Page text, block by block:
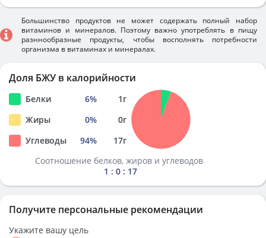
Большинство продуктов не может содержать полный набор
витаминов и минералов. Поэтому важно употреблять в пищу
разннообразные продукты, чтобы восполнять потребности
организма в витаминах и минералах.
Доля БЖУ в калорийности
Белки 6% 1г
Жиры
0% 0г
Углеводы
94% 17г
Соотношение белков, жиров и углеводов
1 : 0 : 17
Получите персональные рекомендации
Укажите вашу цель